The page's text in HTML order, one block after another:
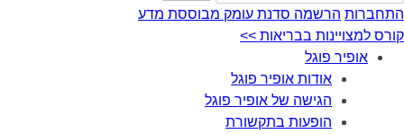
התחברות הרשמה סדנת עומק מבוססת מדע
קורס למצויינות בבריאות >>
אופיר פוגל
אודות אופיר פוגל
הגישה של אופיר פוגל
הופעות בתקשורת